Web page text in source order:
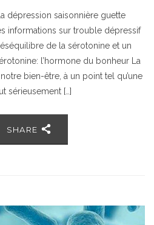
dépression saisonnière guette
informations sur trouble dépressif
de la sérotonine et un
l’hormone du bonheur La
bien-être, à un point tel qu’une
sérieusement […]
SHARE